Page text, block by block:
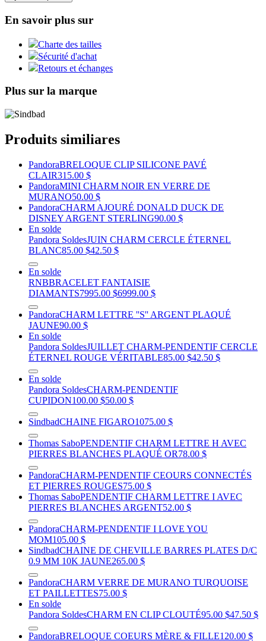
En savoir plus sur
Charte des tailles
Sécurité d'achat
Retours et échanges
Plus sur la marque
Produits similiares
PandoraBRELOQUE CLIP SILICONE PAVÉ
CLAIR315.00 $
PandoraMINI CHARM NOIR EN VERRE DE
MURANO50.00 $
PandoraCHARM AJOURÉ DONALD DUCK DE
DISNEY ARGENT STERLING90.00 $
En solde
Pandora SoldesJUIN CHARM CERCLE ÉTERNEL
BLANC85.00 $42.50 $
En solde
RNBBRACELET FANTAISIE
DIAMANTS7995.00 $6999.00 $
PandoraCHARM LETTRE ''S'' ARGENT PLAQUÉ
JAUNE90.00 $
En solde
Pandora SoldesJUILLET CHARM-PENDENTIF CERCLE
ÉTERNEL ROUGE VÉRITABLE85.00 $42.50 $
En solde
Pandora SoldesCHARM-PENDENTIF
CUPIDON100.00 $50.00 $
SindbadCHAINE FIGARO1075.00 $
Thomas SaboPENDENTIF CHARM LETTRE H AVEC
PIERRES BLANCHES PLAQUÉ OR78.00 $
PandoraCHARM-PENDENTIF CEOURS CONNECTÉS
ET PIERRES ROUGES75.00 $
Thomas SaboPENDENTIF CHARM LETTRE I AVEC
PIERRES BLANCHES ARGENT52.00 $
PandoraCHARM-PENDENTIF I LOVE YOU
MOM105.00 $
SindbadCHAINE DE CHEVILLE BARRES PLATES D/C
0.9 MM 10K JAUNE265.00 $
PandoraCHARM VERRE DE MURANO TURQUOISE
ET PAILLETTES75.00 $
En solde
Pandora SoldesCHARM EN CLIP CLOUTÉ95.00 $47.50 $
PandoraBRELOQUE COEURS MÈRE & FILLE120.00 $